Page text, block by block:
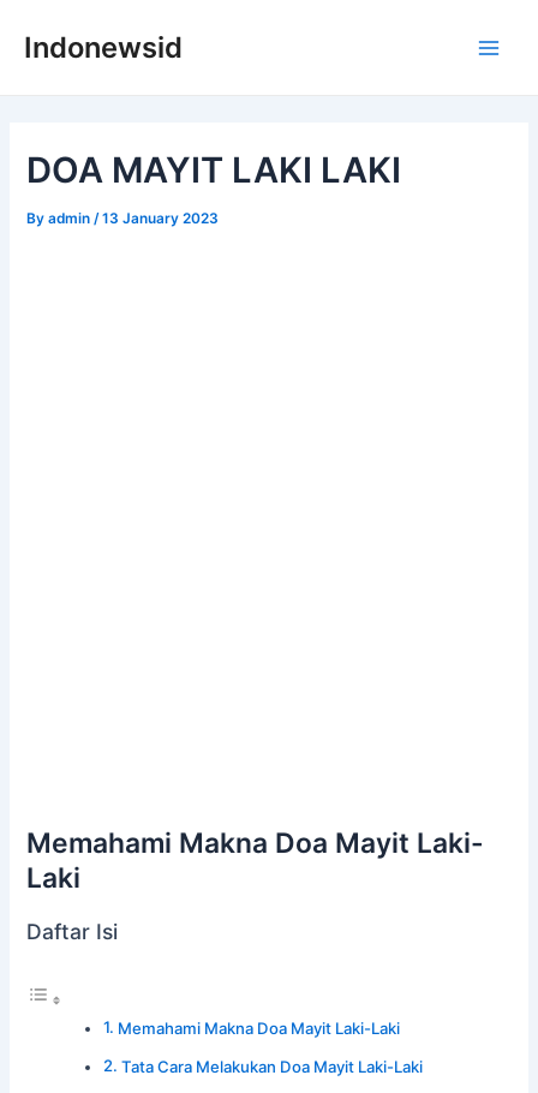
Indonewsid
DOA MAYIT LAKI LAKI
Byadmin /13 January 2023
Memahami Makna Doa Mayit Laki-
Laki
Daftar Isi
Memahami Makna Doa Mayit Laki-Laki
Tata Cara Melakukan Doa Mayit Laki-Laki